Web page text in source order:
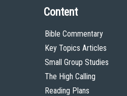
Content
Bible Commentary
Key Topics Articles
Small Group Studies
The High Calling
Reading Plans